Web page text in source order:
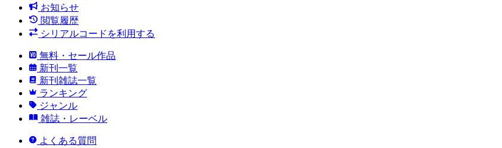
お知らせ
閲覧履歴
シリアルコードを利用する
無料・セール作品
新刊一覧
新刊雑誌一覧
ランキング
ジャンル
雑誌・レーベル
よくある質問